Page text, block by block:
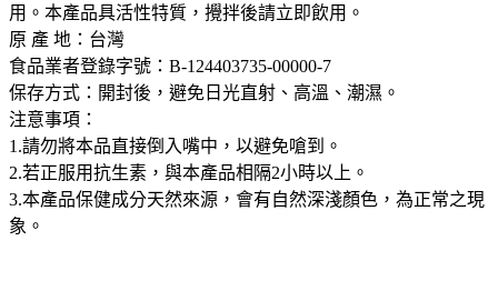
用。本產品具活性特質，攪拌後請立即飲用。
原 產 地：台灣
食品業者登錄字號：B-124403735-00000-7
保存方式：開封後，避免日光直射、高溫、潮濕。
注意事項：
1.請勿將本品直接倒入嘴中，以避免嗆到。
2.若正服用抗生素，與本產品相隔2小時以上。
3.本產品保健成分天然來源，會有自然深淺顏色，為正常之現
象。